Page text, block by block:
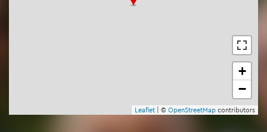
+
−
Leaf­let | © Open­Street­Map con­tri­bu­tors